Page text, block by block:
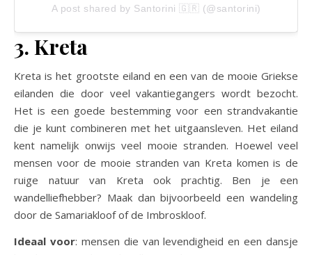
A post shared by Santorini 🇬🇷 (@santorini)
3. Kreta
Kreta is het grootste eiland en een van de mooie Griekse
eilanden die door veel vakantiegangers wordt bezocht.
Het is een goede bestemming voor een strandvakantie
die je kunt combineren met het uitgaansleven. Het eiland
kent namelijk onwijs veel mooie stranden. Hoewel veel
mensen voor de mooie stranden van Kreta komen is de
ruige natuur van Kreta ook prachtig. Ben je een
wandelliefhebber? Maak dan bijvoorbeeld een wandeling
door de Samariakloof of de Imbroskloof.
Ideaal voor: mensen die van levendigheid en een dansje